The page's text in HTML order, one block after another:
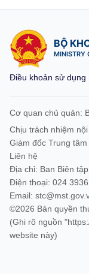
BỘ
MINISTRY
Điều khoản sử dụng
Cơ quan chủ quản:
Chịu trách nhiệm
Giám đốc Trung
Liên hệ
Địa chỉ: Ban Biên
Điện thoại: 024
Email:
©2026 Bản quyền
(Ghi rõ nguồn
website này)